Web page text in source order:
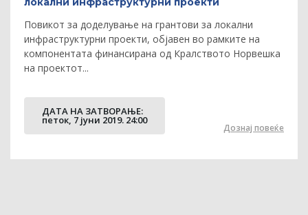
Повикот за доделување на грантови за локални
инфраструктурни проекти, објавен во рамките на
компонентата финансирана од Кралството Норвешка
на проектот...
ДАТА НА ЗАТВOРАЊЕ:
петок, 7 јуни 2019. 24:00
Дознај повеќе